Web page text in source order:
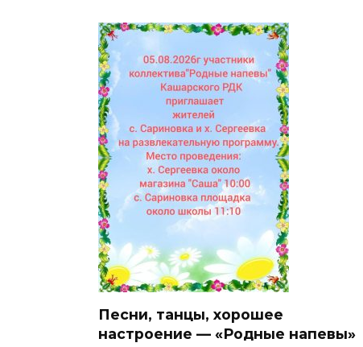
Песни, танцы, хорошее
настроение — «Родные напевы»